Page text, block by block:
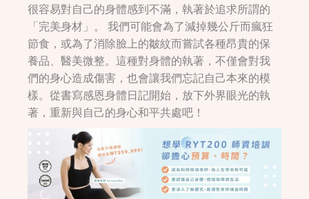
很容易對自己的身體感到不滿，執著於追求所謂的
「完美身材」。 我們可能會為了減掉幾公斤而瘋狂
節食，或為了消除臉上的皺紋而嘗試各種昂貴的保
養品、醫美微整。這種對身體的執著，不僅會對我
們的身心造成傷害，也會讓我們忘記自己本來的模
樣。從書寫感恩身體日記開始，放下外界眼光的執
著，重新與自己的身心和平共處吧！